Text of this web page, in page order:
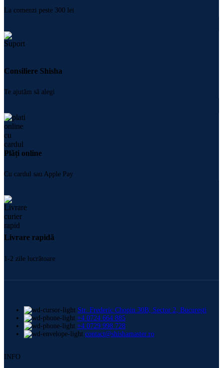
La comenzi peste 300 lei
Consiliere Shisha
Te ajutăm să alegi
Plăți online
Cu cardul sau Apple Pay
Livrare rapidă
1-2 zile lucrătoare
Str. Frederic Chopin 30B, Sector 2, București
+4 0724 664 885
+4 0729 998 728
contact@shishamaster.ro
INFO